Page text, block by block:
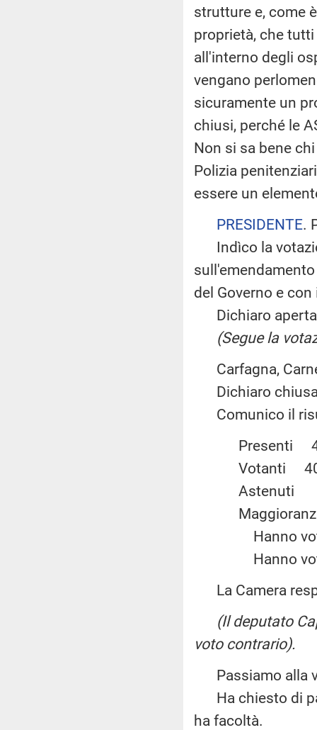
strutture e, come
proprietà, che
all'interno degli
vengano
sicuramente un
chiusi, perché le
Non si sa bene
Polizia
essere un
PRESIDENTE.
Indìco la
del Governo e
Dichiaro aperta
(Segue la
Carfagna,
Dichiaro chiusa
Comunico il
Votanti
Hanno
Hanno
La Camera
(Il deputato
voto contrario).
Passiamo alla
Ha chiesto di
ha facoltà.